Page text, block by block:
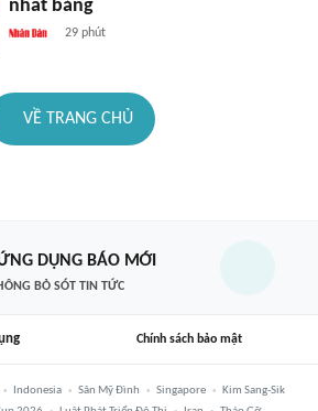
nhất bảng
29 phút
VỀ TRANG CHỦ
DỤNG BÁO MỚI
BỎ SÓT TIN TỨC
Chính sách bảo mật
Indonesia Sân Mỹ Đình Singapore
Kim Sang-Sik